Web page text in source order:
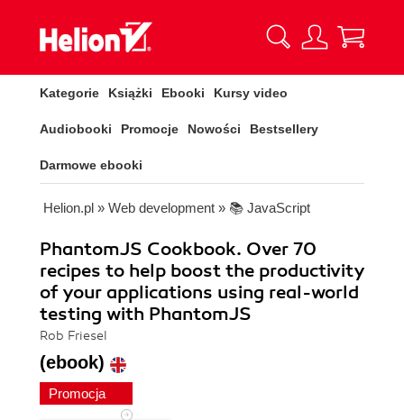
Kategorie Książki Ebooki Kursy video
Audiobooki Promocje Nowości Bestsellery
Darmowe ebooki
Helion.pl » Web development » 📚 JavaScript
PhantomJS Cookbook. Over 70
recipes to help boost the productivity
of your applications using real-world
testing with PhantomJS
Rob Friesel
(ebook)
Promocja